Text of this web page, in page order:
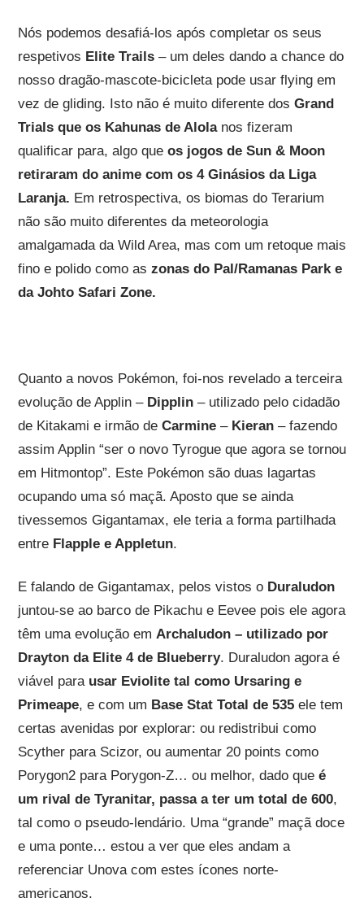
Nós podemos desafiá-los após completar os seus
respetivos Elite Trails– um deles dando a chance do
nosso dragão-mascote-bicicleta pode usar flying em
vez de gliding. Isto não é muito diferente dos Grand
Trials que os Kahunas de Alolanos fizeram
qualificar para, algo que os jogos de Sun & Moon
retiraram do anime com os 4 Ginásios da Liga
Laranja. Em retrospectiva, os biomas do Terarium
não são muito diferentes da meteorologia
amalgamada da Wild Area, mas com um retoque mais
fino e polido como as zonas do Pal/Ramanas Park e
da Johto Safari Zone.
Quanto a novos Pokémon, foi-nos revelado a terceira
evolução de Applin – Dipplin– utilizado pelo cidadão
de Kitakami e irmão de Carmine – Kieran – fazendo
assim Applin “ser o novo Tyrogue que agora se tornou
em Hitmontop”. Este Pokémon são duas lagartas
ocupando uma só maçã. Aposto que se ainda
tivessemos Gigantamax, ele teria a forma partilhada
entre Flapple e Appletun.
E falando de Gigantamax, pelos vistos o Duraludon
juntou-se ao barco de Pikachu e Eevee pois ele agora
têm uma evolução em Archaludon – utilizado por
Drayton da Elite 4 de Blueberry. Duraludon agora é
viável para usar Eviolite tal como Ursaring e
Primeape, e com um Base Stat Total de 535ele tem
certas avenidas por explorar: ou redistribui como
Scyther para Scizor, ou aumentar 20 points como
Porygon2 para Porygon-Z… ou melhor, dado que é
um rival de Tyranitar, passa a ter um total de 600,
tal como o pseudo-lendário. Uma “grande” maçã doce
e uma ponte… estou a ver que eles andam a
referenciar Unova com estes ícones norte-
americanos.